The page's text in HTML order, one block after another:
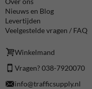
Nieuws en Blog
Levertijden
Veelgestelde vragen / FAQ
Winkelmand
Vragen? 038-7920070
info@trafficsupply.nl